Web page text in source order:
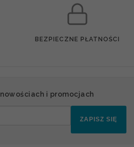
BEZPIECZNE PŁATNOŚCI
i promocjach
ZAPISZ SIĘ